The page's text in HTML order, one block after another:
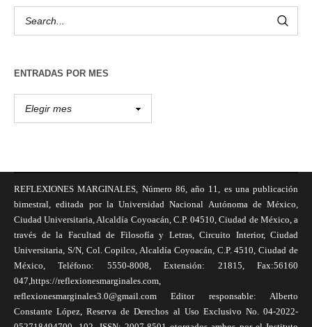
ENTRADAS POR MES
REFLEXIONES MARGINALES, Número 86, año 11, es una publicación
bimestral, editada por la Universidad Nacional Autónoma de México,
Ciudad Universitaria, Alcaldía Coyoacán, C.P. 04510, Ciudad de México, a
través de la Facultad de Filosofía y Letras, Circuito Interior, Ciudad
Universitaria, S/N, Col. Copilco, Alcaldía Coyoacán, C.P. 4510, Ciudad de
México, Teléfono: 5550-8008, Extensión: 21815, Fax:56160
047,https://reflexionesmarginales.com,
reflexionesmarginales3.0@gmail.com Editor responsable: Alberto
Constante López, Reserva de Derechos al Uso Exclusivo No. 04-2022-